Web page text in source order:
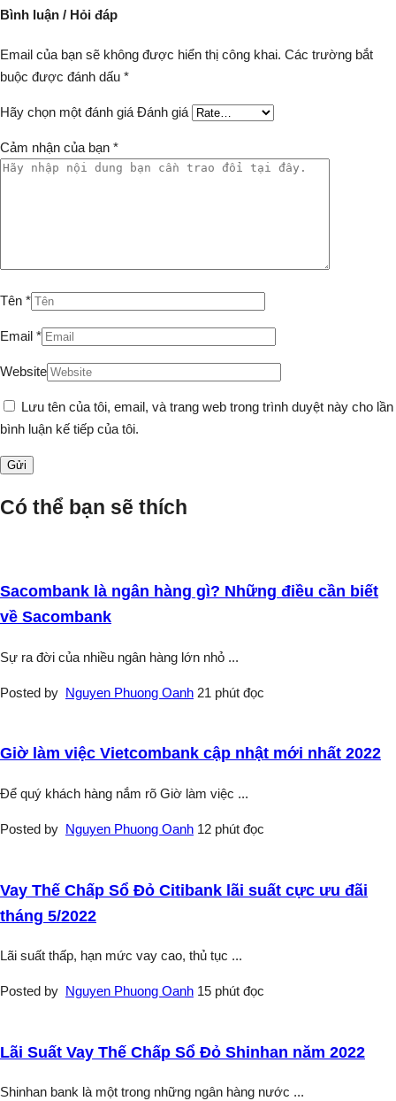
Bình luận / Hỏi đáp
Email của bạn sẽ không được hiển thị công khai. Các trường bắt
buộc được đánh dấu *
Hãy chọn một đánh giá Đánh giá
Cảm nhận của bạn *
Tên *
Email *
Website
Lưu tên của tôi, email, và trang web trong trình duyệt này cho lần
bình luận kế tiếp của tôi.
Có thể bạn sẽ thích
Sacombank là ngân hàng gì? Những điều cần biết
về Sacombank
Sự ra đời của nhiều ngân hàng lớn nhỏ ...
Posted by Nguyen Phuong Oanh 21 phút đọc
Giờ làm việc Vietcombank cập nhật mới nhất 2022
Để quý khách hàng nắm rõ Giờ làm việc ...
Posted by Nguyen Phuong Oanh 12 phút đọc
Vay Thế Chấp Sổ Đỏ Citibank lãi suất cực ưu đãi
tháng 5/2022
Lãi suất thấp, hạn mức vay cao, thủ tục ...
Posted by Nguyen Phuong Oanh 15 phút đọc
Lãi Suất Vay Thế Chấp Sổ Đỏ Shinhan năm 2022
Shinhan bank là một trong những ngân hàng nước ...